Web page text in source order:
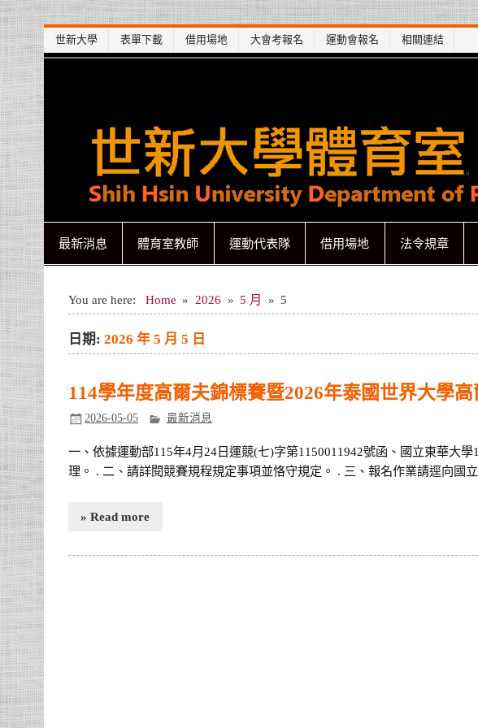
Skip
to
content
世新大學 表單下載 借用場地 大會考報名 運動會報名 相關連結
世新大學體育室
世新大學體育室
最新消息 體育室教師 運動代表隊 借用場地 法令規章
You are here: Home 2026 5 月 5
日期:2026 年 5 月 5 日
114學年度高爾夫錦標賽暨2026年泰國世界大學
2026-05-05 最新消息
一、依據運動部115年4月24日運競(七)字第1150011942號函、國立東華大
理。 . 二、請詳閱競賽規程規定事項並恪守規定。 . 三、報名作業請逕向國
» Read more